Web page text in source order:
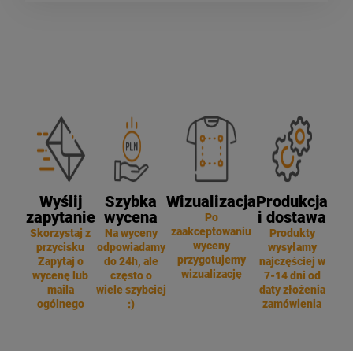
Wyślij
zapytanie
Skorzystaj z
przycisku
Zapytaj o
wycenę lub
maila
ogólnego
Szybka
wycena
Na wyceny
odpowiadamy
do 24h, ale
często o
wiele szybciej
:)
Wizualizacja
Po
zaakceptowaniu
wyceny
przygotujemy
wizualizację
Produkcja
i dostawa
Produkty
wysyłamy
najczęściej w
7-14 dni od
daty złożenia
zamówienia